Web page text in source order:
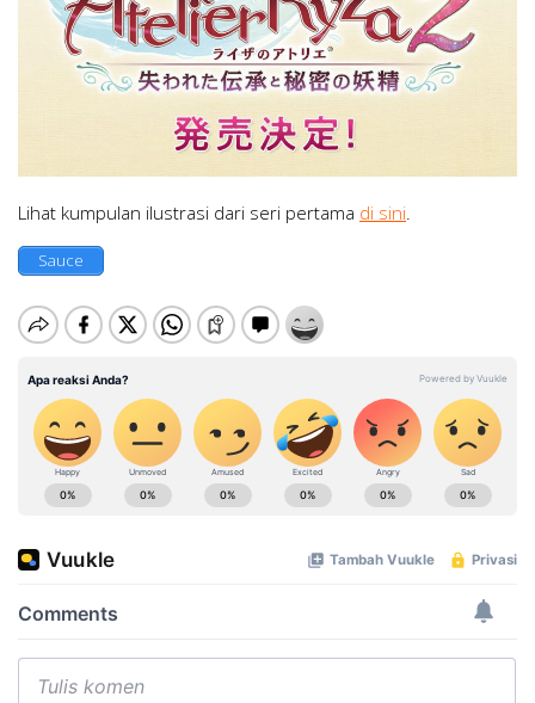
Lihat kumpulan ilustrasi dari seri pertama di sini
Sauce